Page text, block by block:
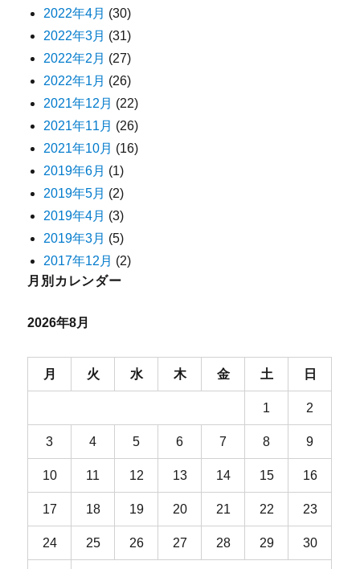
2022年4月 (30)
2022年3月 (31)
2022年2月 (27)
2022年1月 (26)
2021年12月 (22)
2021年11月 (26)
2021年10月 (16)
2019年6月 (1)
2019年5月 (2)
2019年4月 (3)
2019年3月 (5)
2017年12月 (2)
月別カレンダー
2026年8月
月 火 水 木 金 土 日
1 2
3 4 5 6 7 8 9
10 11 12 13 14 15 16
17 18 19 20 21 22 23
24 25 26 27 28 29 30